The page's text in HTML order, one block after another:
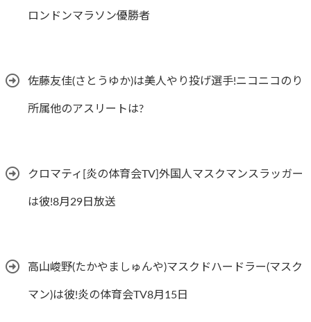
ロンドンマラソン優勝者
佐藤友佳(さとうゆか)は美人やり投げ選手!ニコニコのり
所属他のアスリートは?
クロマティ[炎の体育会TV]外国人マスクマンスラッガー
は彼!8月29日放送
高山峻野(たかやましゅんや)マスクドハードラー(マスク
マン)は彼!炎の体育会TV8月15日